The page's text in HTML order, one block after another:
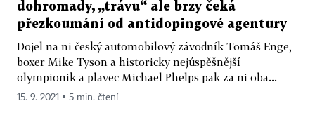
dohromady, „trávu“ ale brzy čeká
přezkoumání od antidopingové agentury
Dojel na ni český automobilový závodník Tomáš Enge,
boxer Mike Tyson a historicky nejúspěšnější
olympionik a plavec Michael Phelps pak za ni oba...
15. 9. 2021 ▪ 5 min. čtení